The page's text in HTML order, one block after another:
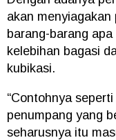
akan
barang-barang
kelebihan bagasi
kubikasi.
“Contohnya
penumpang yang
seharusnya itu